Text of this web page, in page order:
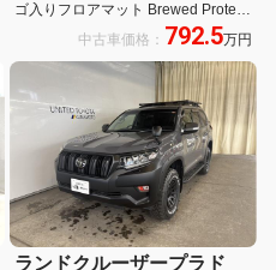
ゴ入りフロアマット Brewed Protein
シートカバー 社外アルミ メモリーナ
中古車価格： 792.5万円
ランドクルーザープラド